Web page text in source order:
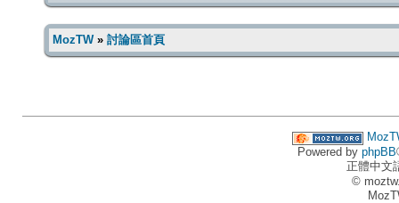
MozTW» 討論區首頁
Powered by phpBB
正體中文
©